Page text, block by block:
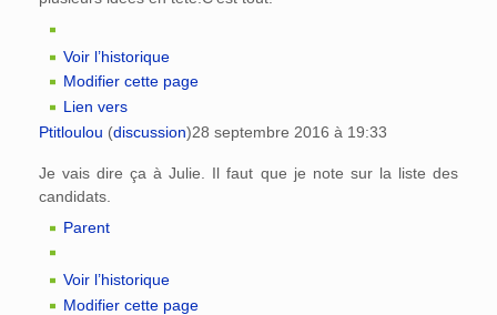
Voir l’historique
Modifier cette page
Lien vers
Ptitloulou (discussion)28 septembre 2016 à 19:33
Je vais dire ça à Julie. Il faut que je note sur la liste des
candidats.
Parent
Voir l’historique
Modifier cette page